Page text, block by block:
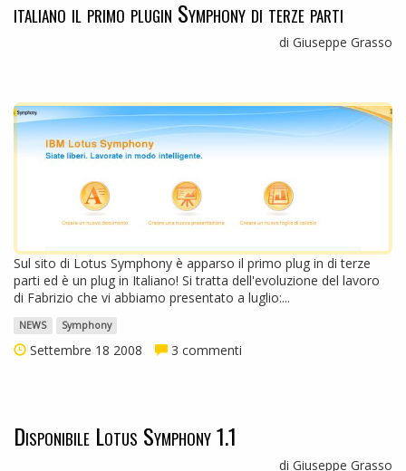
italiano il primo plugin Symphony di terze parti
di Giuseppe Grasso
Sul sito di Lotus Symphony è apparso il primo plug in di terze
parti ed è un plug in Italiano! Si tratta dell'evoluzione del lavoro
di Fabrizio che vi abbiamo presentato a luglio:...
NEWS Symphony
Settembre 18 2008 3 commenti
Disponibile Lotus Symphony 1.1
di Giuseppe Grasso